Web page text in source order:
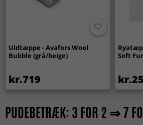
Uldtæppe - Avafors Wool
Bubble (grå/beige)
kr.719
Soft
PUDEBETRÆK: 3 FOR 2 ⇒ 7